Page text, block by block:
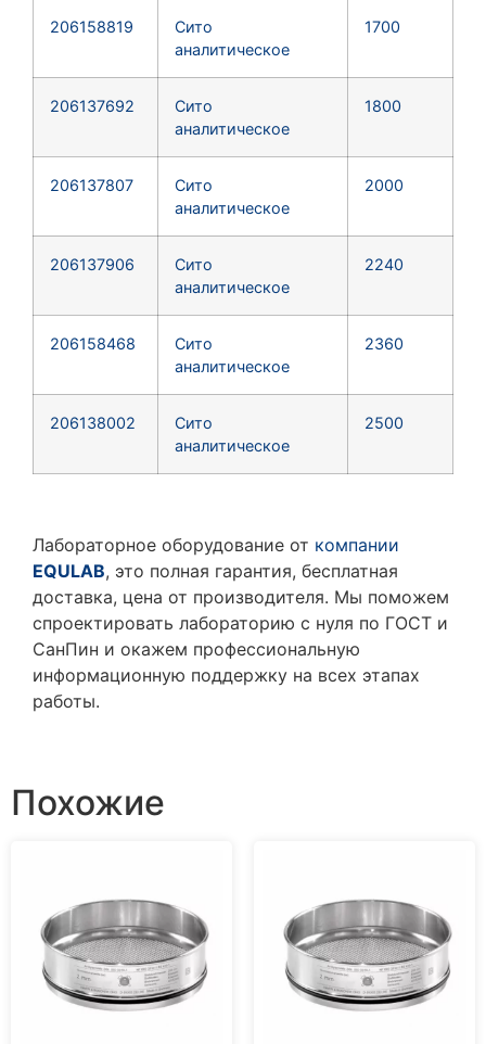
206158819
Сито
аналитическое
1700
206137692
Сито
аналитическое
1800
206137807
Сито
аналитическое
2000
206137906
Сито
аналитическое
2240
206158468
Сито
аналитическое
2360
206138002
Сито
аналитическое
2500
Лабораторное оборудование от компании
EQULAB, это полная гарантия, бесплатная
доставка, цена от производителя. Мы поможем
спроектировать лабораторию с нуля по ГОСТ и
СанПин и окажем профессиональную
информационную поддержку на всех этапах
работы.
Похожие